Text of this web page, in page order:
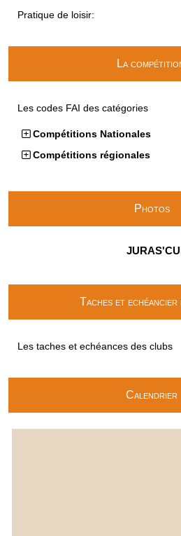
Pratique de loisir:
La
Les codes FAI des catégories
Compétitions Nationales
Compétitions régionales
Photos
Taches et echéancier
Les taches et echéances des clubs
Calendrier